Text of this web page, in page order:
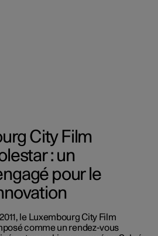
City Film
: un
pour le
le Luxembourg City Film
comme un rendez-vous